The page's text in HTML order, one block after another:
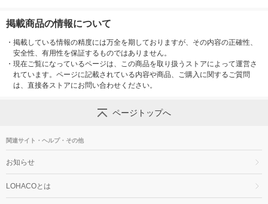
掲載商品の情報について
・ 掲載している情報の精度には万全を期しておりますが、その内容の正確性、
安全性、有用性を保証するものではありません。
・ 現在ご覧になっているページは、この商品を取り扱うストアによって運営さ
れています。ページに記載されている内容や商品、ご購入に関するご質問
は、直接各ストアにお問い合わせください。
ページトップへ
関連サイト・ヘルプ・その他
お知らせ
LOHACOとは